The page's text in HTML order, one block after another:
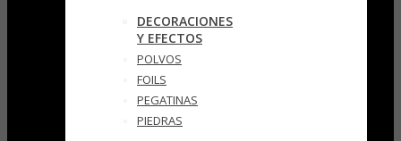
DECORACIONES
Y EFECTOS
POLVOS
FOILS
PEGATINAS
PIEDRAS